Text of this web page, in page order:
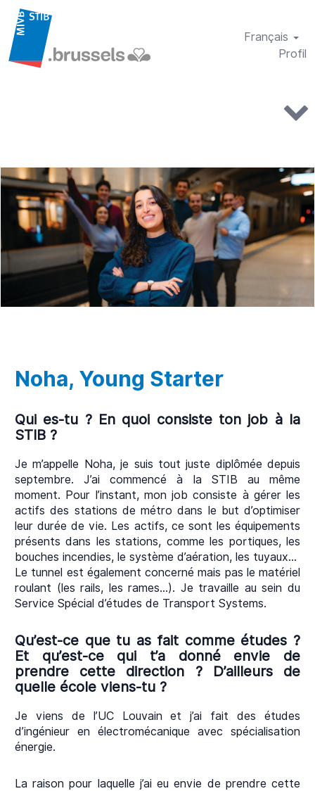
Français
Profil
Noha, Young Starter
Qui es-tu ? En quoi consiste ton job à la
STIB ?
Je m’appelle Noha, je suis tout juste diplômée depuis
septembre. J’ai commencé à la STIB au même
moment. Pour l’instant, mon job consiste à gérer les
actifs des stations de métro dans le but d’optimiser
leur durée de vie. Les actifs, ce sont les équipements
présents dans les stations, comme les portiques, les
bouches incendies, le système d’aération, les tuyaux…
Le tunnel est également concerné mais pas le matériel
roulant (les rails, les rames…). Je travaille au sein du
Service Spécial d’études de Transport Systems.
Qu’est-ce que tu as fait comme études ?
Et qu’est-ce qui t’a donné envie de
prendre cette direction ? D’ailleurs de
quelle école viens-tu ?
Je viens de l’UC Louvain et j’ai fait des études
d’ingénieur en électromécanique avec spécialisation
énergie.
La raison pour laquelle j’ai eu envie de prendre cette